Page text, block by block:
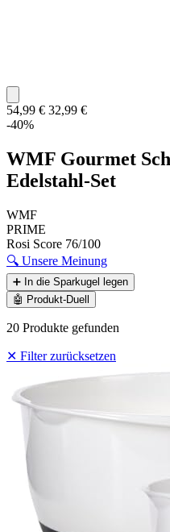
54,99 € 32,99 €
-40%
WMF Gourmet
Edelstahl-Set
WMF
PRIME
Rosi Score 76/100
🔍 Unsere Meinung
➕ In die Sparkugel legen
🤖 Produkt-Duell
20 Produkte gefunden
✕ Filter zurücksetzen